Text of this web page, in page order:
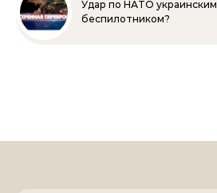
Удар по НАТО украинским
беспилотником?